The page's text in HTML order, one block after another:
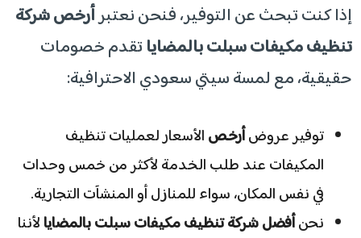
​إذا كنت تبحث عن التوفير، فنحن نعتبرأرخص شركة
تنظيف مكيفات سبلت بالمضاياتقدم خصومات
حقيقية، مع لمسة سيتي سعودي الاحترافية:
​توفير عروضأرخصالأسعار لعمليات تنظيف
المكيفات عند طلب الخدمة لأكثر من خمس وحدات
في نفس المكان، سواء للمنازل أو المنشآت التجارية.
​نحنأفضل شركة تنظيف مكيفات سبلت بالمضايالأننا